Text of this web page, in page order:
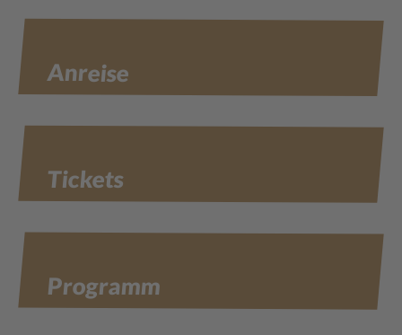
Anreise
Tickets
Programm